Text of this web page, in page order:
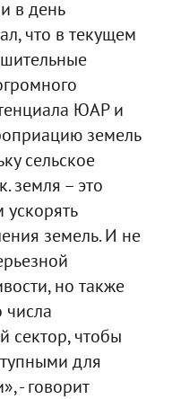
в день
что в текущем
ЮАР и
земель
сельское
земля – это
земель. И не
но также
сектор, чтобы
для
- говорит